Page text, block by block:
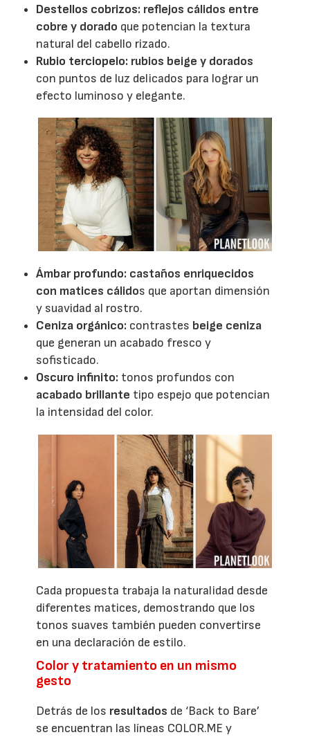
Destellos cobrizos: reflejos cálidos entre
cobre y dorado que potencian la textura
natural del cabello rizado.
Rubio terciopelo: rubios beige y dorados
con puntos de luz delicados para lograr un
efecto luminoso y elegante.
Ámbar profundo: castaños enriquecidos
con matices cálidos que aportan dimensión
y suavidad al rostro.
Ceniza orgánico: contrastes beige ceniza
que generan un acabado fresco y
sofisticado.
Oscuro infinito: tonos profundos con
acabado brillante tipo espejo que potencian
la intensidad del color.
Cada propuesta trabaja la naturalidad desde
diferentes matices, demostrando que los
tonos suaves también pueden convertirse
en una declaración de estilo.
Color y tratamiento en un mismo
gesto
Detrás de los resultados de ‘Back to Bare’
se encuentran las líneas COLOR.ME y